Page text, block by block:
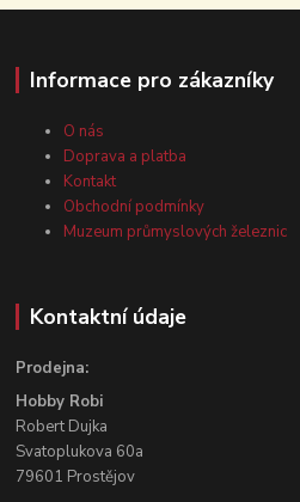
Informace pro zákazníky
O nás
Doprava a platba
Kontakt
Obchodní podmínky
Muzeum průmyslových železnic
Kontaktní údaje
Prodejna:
Hobby Robi
Robert Dujka
Svatoplukova 60a
79601 Prostějov